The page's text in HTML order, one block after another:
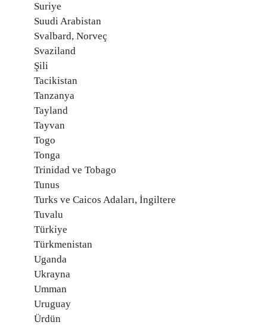
Suriye
Suudi Arabistan
Svalbard, Norveç
Svaziland
Şili
Tacikistan
Tanzanya
Tayland
Tayvan
Togo
Tonga
Trinidad ve Tobago
Tunus
Turks ve Caicos Adaları, İngiltere
Tuvalu
Türkiye
Türkmenistan
Uganda
Ukrayna
Umman
Uruguay
Ürdün